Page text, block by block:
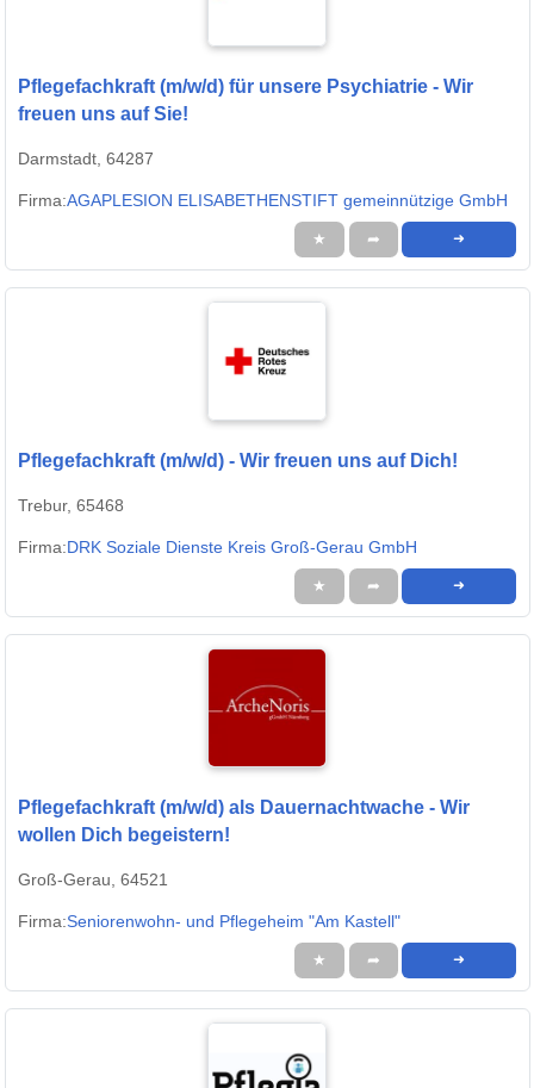
Pflegefachkraft (m/w/d) für unsere Psychiatrie - Wir
freuen uns auf Sie!
Darmstadt, 64287
Firma:AGAPLESION ELISABETHENSTIFT gemeinnützige GmbH
★ ➦ ➜
Pflegefachkraft (m/w/d) - Wir freuen uns auf Dich!
Trebur, 65468
Firma:DRK Soziale Dienste Kreis Groß-Gerau GmbH
★ ➦ ➜
Pflegefachkraft (m/w/d) als Dauernachtwache - Wir
wollen Dich begeistern!
Groß-Gerau, 64521
Firma:Seniorenwohn- und Pflegeheim "Am Kastell"
★ ➦ ➜